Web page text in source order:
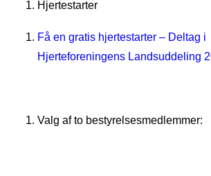
Hjertestarter
Få en gratis hjertestarter – Deltag i
Hjerteforeningens Landsuddeling
Valg af to bestyrelsesmedlemmer: